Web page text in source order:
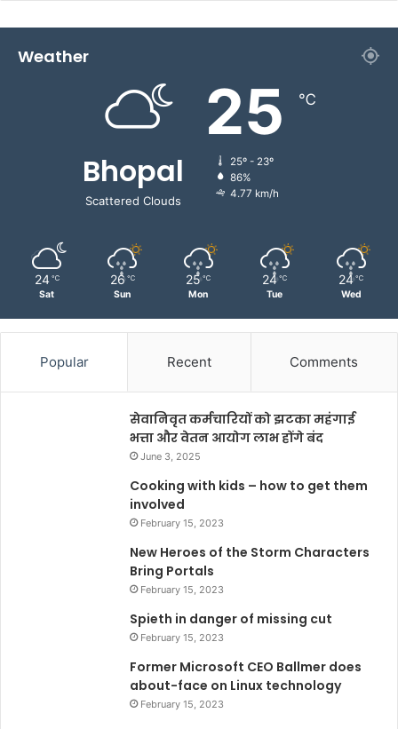
Weather
Bhopal
Scattered Clouds
25 ℃
25º - 23º
86%
4.77 km/h
24 ℃
Sat
26 ℃
Sun
25 ℃
Mon
24 ℃
Tue
24 ℃
Wed
Popular Recent Comments
सेवानिवृत कर्मचारियों को झटका महंगाई
भत्ता और वेतन आयोग लाभ होंगे बंद
June 3, 2025
Cooking with kids – how to get them
involved
February 15, 2023
New Heroes of the Storm Characters
Bring Portals
February 15, 2023
Spieth in danger of missing cut
February 15, 2023
Former Microsoft CEO Ballmer does
about-face on Linux technology
February 15, 2023